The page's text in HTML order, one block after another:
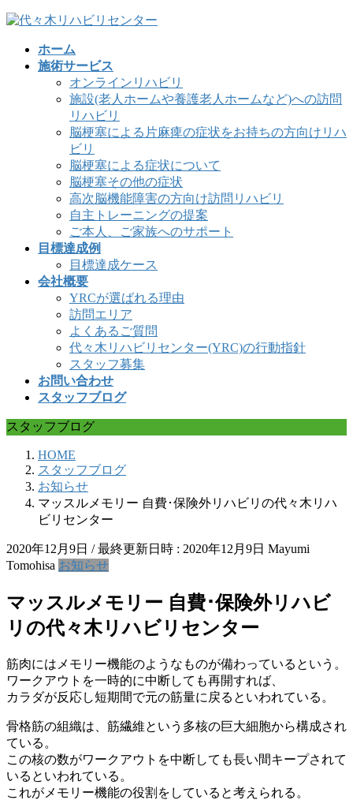
コ
ナ
ホーム
施術サービス
オンラインリハビリ
施設(老人ホームや養護老人ホームなど)への訪問
リハビリ
脳梗塞による片麻痺の症状をお持ちの方向けリハ
ビリ
脳梗塞による症状について
脳梗塞その他の症状
高次脳機能障害の方向け訪問リハビリ
自主トレーニングの提案
ご本人、ご家族へのサポート
目標達成例
目標達成ケース
会社概要
YRCが選ばれる理由
訪問エリア
よくあるご質問
代々木リハビリセンター(YRC)の行動指針
スタッフ募集
お問い合わせ
スタッフブログ
スタッフブログ
HOME
スタッフブログ
お知らせ
マッスルメモリー 自費･保険外リハビリの代々木リハ
ビリセンター
2020年12月9日 / 最終更新日時 : 2020年12月9日 Mayumi
Tomohisa お知らせ
マッスルメモリー 自費･保険外リハビ
リの代々木リハビリセンター
筋肉にはメモリー機能のようなものが備わっているという。
ワークアウトを一時的に中断しても再開すれば、
カラダが反応し短期間で元の筋量に戻るといわれている。
骨格筋の組織は、筋繊維という多核の巨大細胞から構成され
ている。
この核の数がワークアウトを中断しても長い間キープされて
いるといわれている。
これがメモリー機能の役割をしていると考えられる。